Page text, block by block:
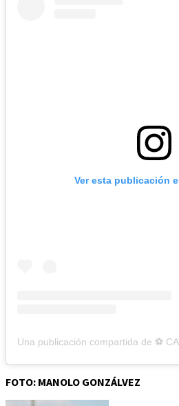
Ver esta publicación
FOTO: MANOLO GONZÁLVEZ